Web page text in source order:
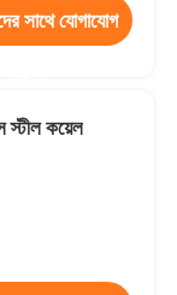
সাথে যোগাযোগ
কয়েল